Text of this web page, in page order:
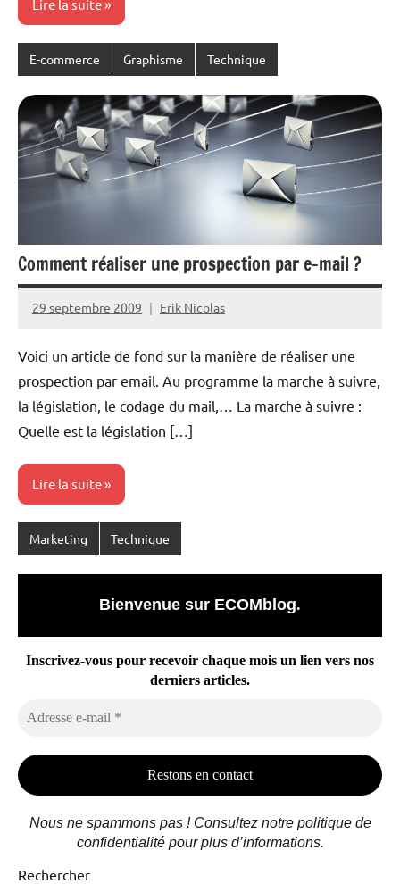
Lire la suite
E-commerce Graphisme Technique
Comment réaliser une prospection par e-mail ?
29 septembre 2009 Erik Nicolas
Voici un article de fond sur la manière de réaliser une
prospection par email. Au programme la marche à suivre,
la législation, le codage du mail,… La marche à suivre :
Quelle est la législation […]
Lire la suite
Marketing Technique
Bienvenue sur ECOMblog.
Inscrivez-vous pour recevoir chaque mois un lien vers nos
derniers articles.
e-
Nous ne spammons pas ! Consultez notre politique de
confidentialité pour plus d’informations.
Rechercher